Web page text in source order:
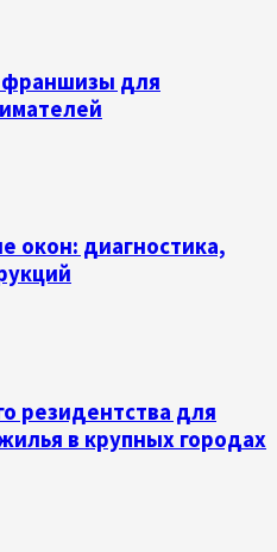
для
окон: диагностика,
резидентства для
в крупных городах